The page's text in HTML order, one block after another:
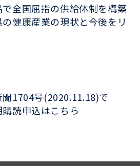
全国屈指の供給体制を構築
健康産業の現状と今後をリ
1704号(2020.11.18)で
読申込はこちら